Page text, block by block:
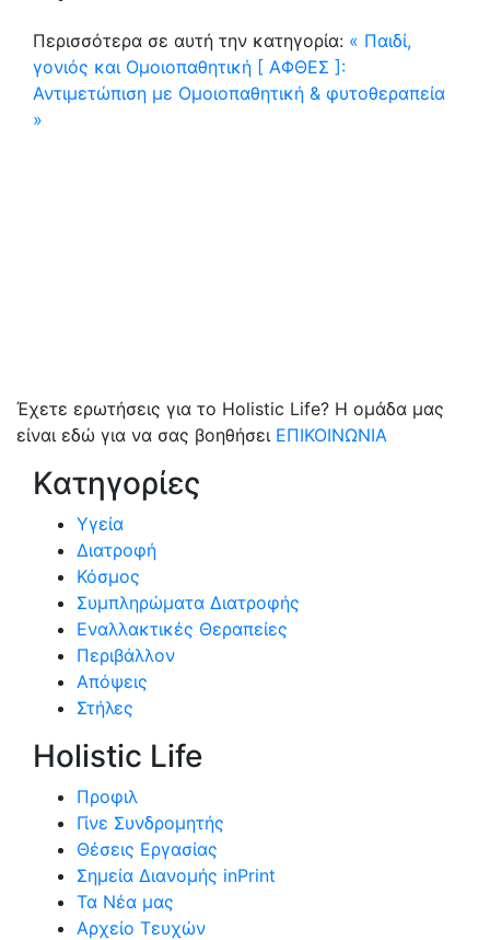
Περισσότερα σε αυτή την κατηγορία: « Παιδί,
γονιός και Ομοιοπαθητική [ ΑΦΘΕΣ ]:
Αντιμετώπιση με Ομοιοπαθητική & φυτοθεραπεία
»
Έχετε ερωτήσεις για το Holistic Life? Η ομάδα μας
είναι εδώ για να σας βοηθήσει ΕΠΙΚΟΙΝΩΝΙΑ
Κατηγορίες
Υγεία
Διατροφή
Κόσμος
Συμπληρώματα Διατροφής
Εναλλακτικές Θεραπείες
Περιβάλλον
Απόψεις
Στήλες
Holistic Life
Προφιλ
Γίνε Συνδρομητής
Θέσεις Εργασίας
Σημεία Διανομής inPrint
Τα Νέα μας
Αρχείο Τευχών